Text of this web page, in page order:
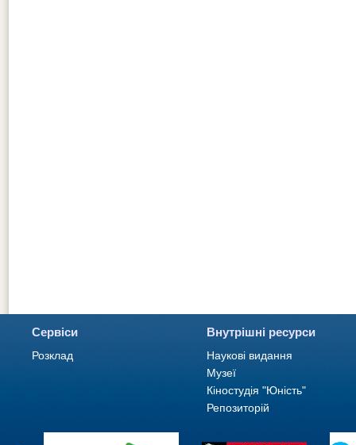
Сервіси
Розклад
Внутрішні ресурси
Наукові видання
Музеї
Кіностудія "Юність"
Репозиторій